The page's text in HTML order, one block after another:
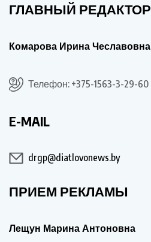
ГЛАВНЫЙ РЕДАКТОР
Комарова Ирина Чеславовна
Телефон: +375-1563-3-29-60
E-MAIL
drgp@diatlovonews.by
ПРИЕМ РЕКЛАМЫ
Лещун Марина Антоновна